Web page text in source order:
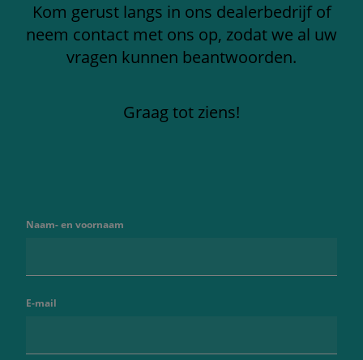
Kom gerust langs in ons dealerbedrijf of
neem contact met ons op, zodat we al uw
vragen kunnen beantwoorden.
Graag tot ziens!
Naam- en voornaam
E-mail